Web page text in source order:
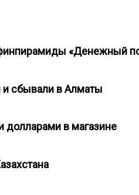
«Денежный
и сбывали в Алматы
в магазине